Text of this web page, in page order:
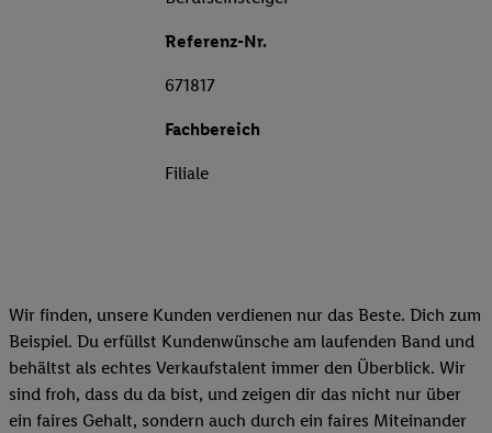
Referenz-Nr.
671817
Fachbereich
Filiale
Wir finden, unsere Kunden verdienen nur das Beste. Dich zum
Beispiel. Du erfüllst Kundenwünsche am laufenden Band und
behältst als echtes Verkaufstalent immer den Überblick. Wir
sind froh, dass du da bist, und zeigen dir das nicht nur über
ein faires Gehalt, sondern auch durch ein faires Miteinander